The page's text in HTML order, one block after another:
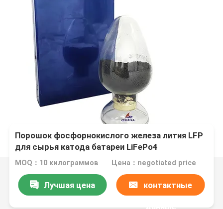
Порошок фосфорнокислого железа лития LFP
для сырья катода батареи LiFePo4
MOQ：10 килограммов Цена：negotiated price
Лучшая цена контактные
данные